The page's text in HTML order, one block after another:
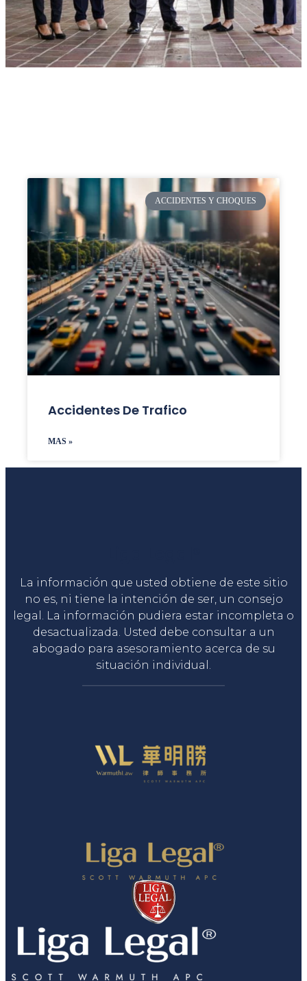
ACCIDENTES Y CHOQUES
Accidentes De Trafico
MAS »
La información que usted obtiene de este sitio
no es, ni tiene la intención de ser, un consejo
legal. La información pudiera estar incompleta o
desactualizada. Usted debe consultar a un
abogado para asesoramiento acerca de su
situación individual.